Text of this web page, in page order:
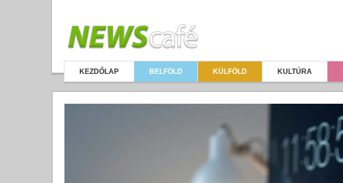
KEZDŐLAP BELFÖLD KÜLFÖLD KULTÚRA